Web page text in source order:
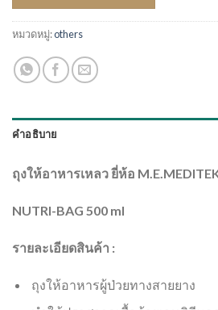
หมวดหมู่:others
คำอธิบาย
ถุงให้อาหารเหลว ยี่ห้อ
NUTRI-BAG 500 ml
รายละเอียดสินค้า :
ถุงให้อาหารผู้ป่วยทางสายยาง